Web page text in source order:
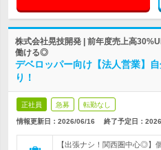
株式会社晃技開発 | 前年度売上高
働ける◎
デベロッパー向け【法人営業】
り！
正社員 急募 転勤なし
情報更新日：2026/06/16 終了予定日：
【出張ナシ！関西圏中心◎】